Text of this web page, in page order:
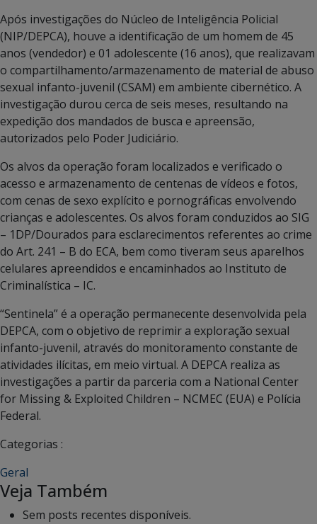
Após investigações do Núcleo de Inteligência Policial
(NIP/DEPCA), houve a identificação de um homem de 45
anos (vendedor) e 01 adolescente (16 anos), que realizavam
o compartilhamento/armazenamento de material de abuso
sexual infanto-juvenil (CSAM) em ambiente cibernético. A
investigação durou cerca de seis meses, resultando na
expedição dos mandados de busca e apreensão,
autorizados pelo Poder Judiciário.
Os alvos da operação foram localizados e verificado o
acesso e armazenamento de centenas de vídeos e fotos,
com cenas de sexo explícito e pornográficas envolvendo
crianças e adolescentes. Os alvos foram conduzidos ao SIG
– 1DP/Dourados para esclarecimentos referentes ao crime
do Art. 241 – B do ECA, bem como tiveram seus aparelhos
celulares apreendidos e encaminhados ao Instituto de
Criminalística – IC.
“Sentinela” é a operação permanecente desenvolvida pela
DEPCA, com o objetivo de reprimir a exploração sexual
infanto-juvenil, através do monitoramento constante de
atividades ilícitas, em meio virtual. A DEPCA realiza as
investigações a partir da parceria com a National Center
for Missing & Exploited Children – NCMEC (EUA) e Polícia
Federal.
Categorias :
Geral
Veja Também
Sem posts recentes disponíveis.